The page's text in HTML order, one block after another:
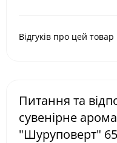
Відгуків про цей
Питання та
сувенірне
"Шуруповерт"